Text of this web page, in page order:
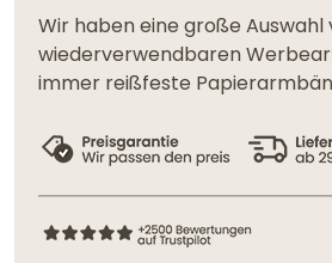
Wir haben eine große
wiederverwendbaren
immer reißfeste